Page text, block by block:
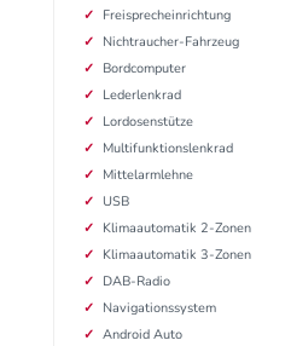
Freisprecheinrichtung
Nichtraucher-Fahrzeug
Bordcomputer
Lederlenkrad
Lordosenstütze
Multifunktionslenkrad
Mittelarmlehne
USB
Klimaautomatik 2-Zonen
Klimaautomatik 3-Zonen
DAB-Radio
Navigationssystem
Android Auto